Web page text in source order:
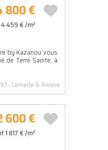
by Kazanou vous
de Terre Sainte, à
Lemerle & Riviere
800 €
459 € /m²
600 €
1 817 € /m²